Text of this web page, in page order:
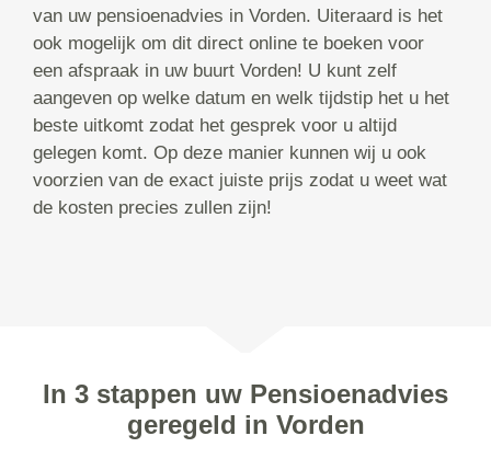
van uw pensioenadvies in Vorden. Uiteraard is het
ook mogelijk om dit direct online te boeken voor
een afspraak in uw buurt Vorden! U kunt zelf
aangeven op welke datum en welk tijdstip het u het
beste uitkomt zodat het gesprek voor u altijd
gelegen komt. Op deze manier kunnen wij u ook
voorzien van de exact juiste prijs zodat u weet wat
de kosten precies zullen zijn!
In 3 stappen uw Pensioenadvies
geregeld in Vorden